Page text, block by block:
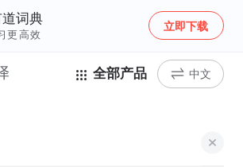
词典
更高效
立即下载
全部产品 中文